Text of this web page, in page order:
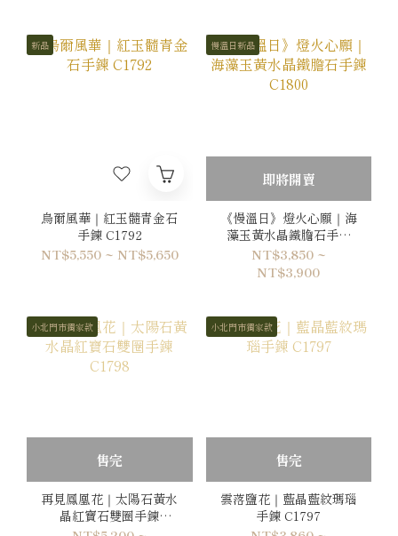
新品
烏爾風華｜紅玉髓青金石
手鍊 C1792
NT$5,550 ~ NT$5,650
慢溫日新品
即將開賣
《慢溫日》燈火心願｜海
藻玉黃水晶鐵膽石手鍊
C1800
NT$3,850 ~
NT$3,900
小北門市獨家款
售完
再見鳳凰花｜太陽石黃水
晶紅寶石雙圈手鍊
C1798
小北門市獨家款
售完
雲落鹽花｜藍晶藍紋瑪瑙
手鍊 C1797